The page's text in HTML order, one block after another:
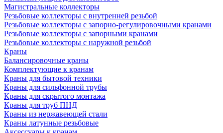
Магистральные коллекторы
Резьбовые коллекторы с внутренней резьбой
Резьбовые коллекторы с запорно-регулировочными кранами
Резьбовые коллекторы с запорными кранами
Резьбовые коллекторы с наружной резьбой
Краны
Балансировочные краны
Комплектующие к кранам
Краны для бытовой техники
Краны для сильфонной трубы
Краны для скрытого монтажа
Краны для труб ПНД
Краны из нержавеющей стали
Краны латунные резьбовые